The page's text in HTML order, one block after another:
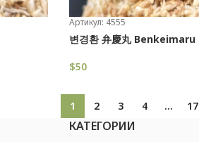
Артикул: 4555
변경환 弁慶丸 Benkeimaru
$50
1 2 3 4 … 17
КАТЕГОРИИ